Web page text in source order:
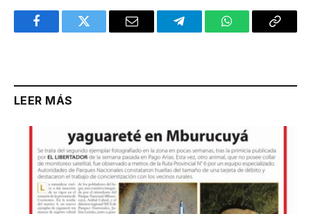
FacebookTwitter Email TelegramWhatsAppCopy
LEER MÁS